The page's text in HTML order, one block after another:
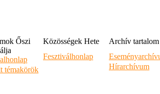
Őszi
témakörök
Közösségek Hete
Fesztiválhonlap
Archív tartalom
Hírarchívum